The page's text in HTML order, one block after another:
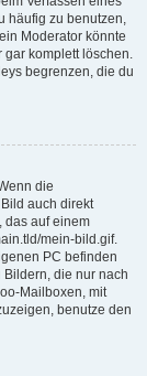
häufig zu benutzen,
Moderator könnte
komplett löschen.
begrenzen, die du
die
auch direkt
das auf einem
mein-bild.gif.
PC befinden
die nur nach
Mailboxen, mit
benutze den